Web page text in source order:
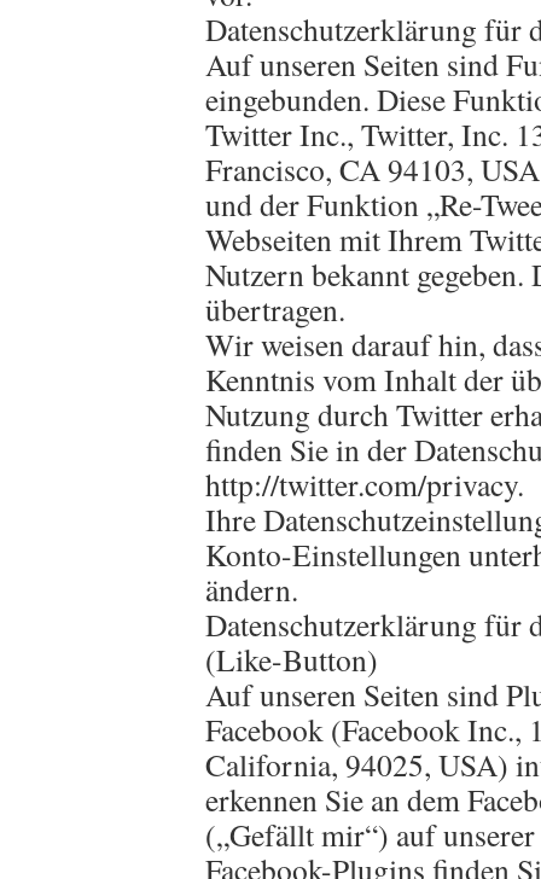
Datenschutzerklärung für
Auf unseren Seiten sind
eingebunden. Diese
Twitter Inc., Twitter, Inc.
Francisco, CA 94103,
und der Funktion „Re-
Webseiten mit Ihrem
Nutzern bekannt
übertragen.
Wir weisen darauf hin,
Kenntnis vom Inhalt der
Nutzung durch Twitter
finden Sie in der
http://twitter.com/privacy.
Ihre
Konto-Einstellungen
ändern.
Datenschutzerklärung für
(Like-Button)
Auf unseren Seiten sind
Facebook (Facebook
California, 94025, USA)
erkennen Sie an dem
(„Gefällt mir“) auf
Facebook-Plugins finden